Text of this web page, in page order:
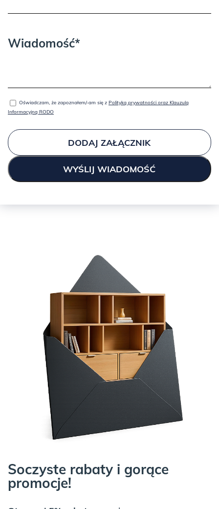
GOLD:
Wiadomość*
Oświadczam, że zapoznałem/-am się z Polityką prywatności oraz Klauzulą
Informacyjną RODO
DODAJ ZAŁĄCZNIK
Soczyste rabaty i gorące
promocje!